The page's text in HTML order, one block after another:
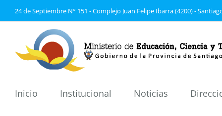
al
24 de Septiembre N° 151 - Complejo Juan Felipe Ibarra (4200) -
Inicio Institucional Noticias